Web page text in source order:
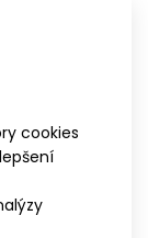
cookies
týmem
Belgie
je Maďarsko,